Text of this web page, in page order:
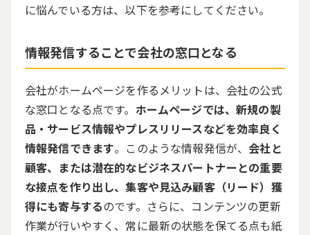
に悩んでいる方は、以下を参考にしてください。
情報発信することで会社の窓口となる
会社がホームページを作るメリットは、会社の公式
な窓口となる点です。 ホームページでは、新規の製
品・サービス情報やプレスリリースなどを効率良く
情報発信できます。このような情報発信が、 会社と
顧客、または潜在的なビジネスパートナーとの重要
な接点を作り出し、集客や見込み顧客（リード）獲
得にも寄与するのです。さらに、コンテンツの更新
作業が行いやすく、常に最新の状態を保てる点も紙